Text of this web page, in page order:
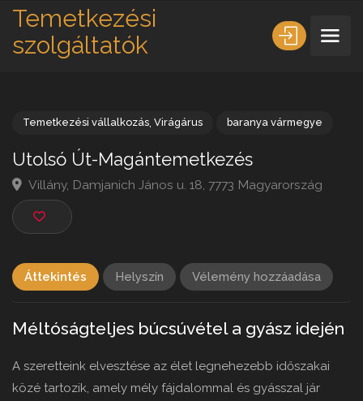
Temetkezési
szolgáltatók
Utolsó Út-Magántemetkezés
Villány, Damjanich János u. 18, 7773 Magyarország
Áttekintés Helyszín Vélemény hozzáadása
Méltóságteljes búcsúvétel a gyász idején
A szeretteink elvesztése az élet legnehezebb időszakai
közé tartozik, amely mély fájdalommal és gyásszal jár